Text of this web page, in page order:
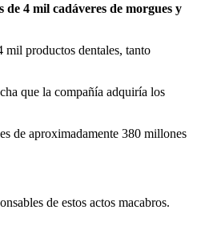
4 mil cadáveres de morgues y
mil productos dentales, tanto
que la compañía adquiría los
de aproximadamente 380 millones
de estos actos macabros.